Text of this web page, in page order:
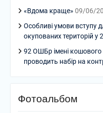
«Вдома краще» 09/06/
Особливі умови вступу
окупованих територій у
92 ОШБр імені кошового
проводить набір на
Фотоальбом